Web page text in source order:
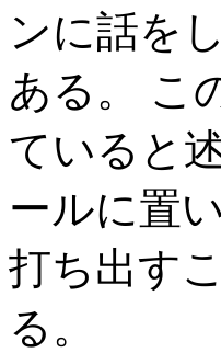
ンに話を
ある。 こ
ていると
ールに置
打ち出す
る。